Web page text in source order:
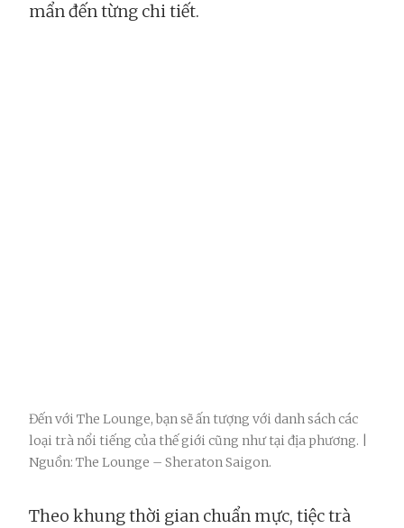
mẩn đến từng chi tiết.
Đến với The Lounge, bạn sẽ ấn tượng với danh sách các
loại trà nổi tiếng của thế giới cũng như tại địa phương. |
Nguồn: The Lounge – Sheraton Saigon.
Theo khung thời gian chuẩn mực, tiệc trà